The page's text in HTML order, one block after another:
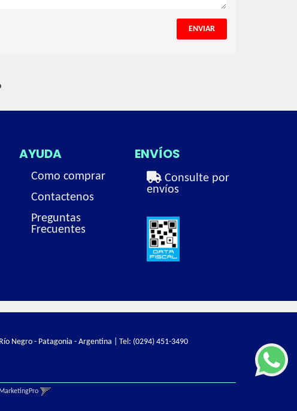
ENVIAR
AYUDA
Como comprar
Contactenos
Preguntas
Frecuentes
ENVÍOS
Consulte por
envíos
Negro - Patagonia - Argentina | Tel: (0294) 451-3490